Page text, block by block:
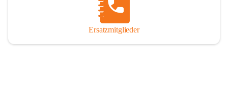
Ersatzmitglieder